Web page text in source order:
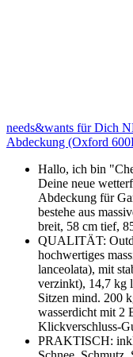
needs&wants für Dich
Abdeckung (Oxford
Hallo, ich bin
Deine neue
Abdeckung für
bestehe aus
breit, 58 cm tief,
QUALITÄT:
hochwertiges
lanceolata), mit
verzinkt), 14,7 kg
Sitzen mind. 200
wasserdicht mit 2
Klickverschluss-
PRAKTISCH: